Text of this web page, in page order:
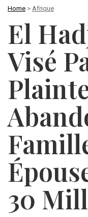
Home > Afrique
El
Visé
30